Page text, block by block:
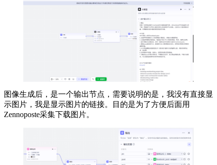
图像生成后，是一个输出节点，需要说明的是，我没有直接显
示图片，我是显示图片的链接。目的是为了方便后面用
Zennoposte采集下载图片。